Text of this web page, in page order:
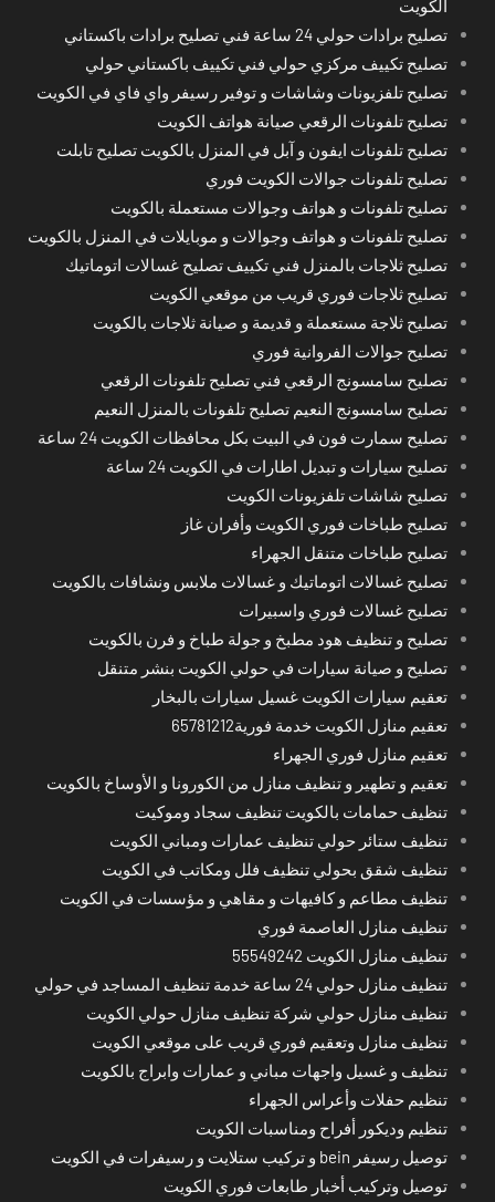
الكويت
تصليح برادات حولي 24 ساعة فني تصليح برادات باكستاني
تصليح تكييف مركزي حولي فني تكييف باكستاني حولي
تصليح تلفزيونات وشاشات و توفير رسيفر واي فاي في الكويت
تصليح تلفونات الرقعي صيانة هواتف الكويت
تصليح تلفونات ايفون و آبل في المنزل بالكويت تصليح تابلت
تصليح تلفونات جوالات الكويت فوري
تصليح تلفونات و هواتف وجوالات مستعملة بالكويت
تصليح تلفونات و هواتف وجوالات و موبايلات في المنزل بالكويت
تصليح ثلاجات بالمنزل فني تكييف تصليح غسالات اتوماتيك
تصليح ثلاجات فوري قريب من موقعي الكويت
تصليح ثلاجة مستعملة و قديمة و صيانة ثلاجات بالكويت
تصليح جوالات الفروانية فوري
تصليح سامسونج الرقعي فني تصليح تلفونات الرقعي
تصليح سامسونج النعيم تصليح تلفونات بالمنزل النعيم
تصليح سمارت فون في البيت بكل محافظات الكويت 24 ساعة
تصليح سيارات و تبديل اطارات في الكويت 24 ساعة
تصليح شاشات تلفزيونات الكويت
تصليح طباخات فوري الكويت وأفران غاز
تصليح طباخات متنقل الجهراء
تصليح غسالات اتوماتيك و غسالات ملابس ونشافات بالكويت
تصليح غسالات فوري واسبيرات
تصليح و تنظيف هود مطبخ و جولة طباخ و فرن بالكويت
تصليح و صيانة سيارات في حولي الكويت بنشر متنقل
تعقيم سيارات الكويت غسيل سيارات بالبخار
تعقيم منازل الكويت خدمة فورية65781212
تعقيم منازل فوري الجهراء
تعقيم و تطهير و تنظيف منازل من الكورونا و الأوساخ بالكويت
تنظيف حمامات بالكويت تنظيف سجاد وموكيت
تنظيف ستائر حولي تنظيف عمارات ومباني الكويت
تنظيف شقق بحولي تنظيف فلل ومكاتب في الكويت
تنظيف مطاعم و كافيهات و مقاهي و مؤسسات في الكويت
تنظيف منازل العاصمة فوري
تنظيف منازل الكويت 55549242
تنظيف منازل حولي 24 ساعة خدمة تنظيف المساجد في حولي
تنظيف منازل حولي شركة تنظيف منازل حولي الكويت
تنظيف منازل وتعقيم فوري قريب على موقعي الكويت
تنظيف و غسيل واجهات مباني و عمارات وابراج بالكويت
تنظيم حفلات وأعراس الجهراء
تنظيم وديكور أفراح ومناسبات الكويت
توصيل رسيفر bein و تركيب ستلايت و رسيفرات في الكويت
توصيل وتركيب أخبار طابعات فوري الكويت